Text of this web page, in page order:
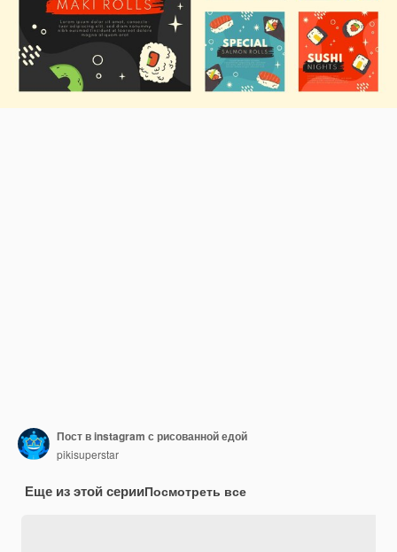
Пост в instagram с рисованной едой
pikisuperstar
Еще из этой серииПосмотреть все